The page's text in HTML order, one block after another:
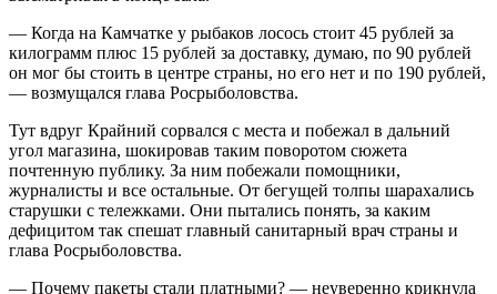
— Когда на Камчатке у рыбаков лосось стоит 45 рублей за
килограмм плюс 15 рублей за доставку, думаю, по 90 рублей
он мог бы стоить в центре страны, но его нет и по 190 рублей,
— возмущался глава Росрыболовства.
Тут вдруг Крайний сорвался с места и побежал в дальний
угол магазина, шокировав таким поворотом сюжета
почтенную публику. За ним побежали помощники,
журналисты и все остальные. От бегущей толпы шарахались
старушки с тележками. Они пытались понять, за каким
дефицитом так спешат главный санитарный врач страны и
глава Росрыболовства.
— Почему пакеты стали платными? — неуверенно крикнула